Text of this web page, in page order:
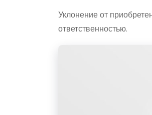
Уклонение от
ответственностью.